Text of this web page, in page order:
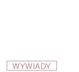
WYWIADY